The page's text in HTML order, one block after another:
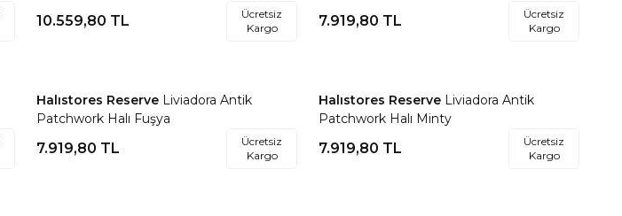
10.559,80 TL
Ücretsiz
Kargo
7.919,80 TL
Ücretsiz
Kargo
Favorilere Ekle
Halıstores Reserve Liviadora Antik
Patchwork Halı Fuşya
7.919,80 TL
Ücretsiz
Kargo
Favorilere Ekle
Halıstores Reserve Liviadora Antik
Patchwork Halı Minty
7.919,80 TL
Ücretsiz
Kargo